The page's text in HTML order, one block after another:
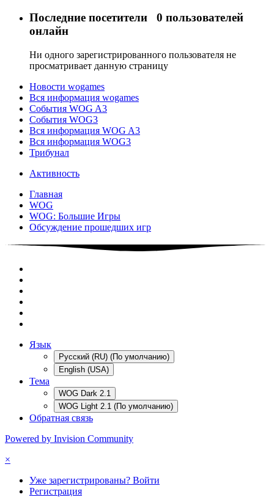
Последние посетители 0 пользователей
онлайн
Ни одного зарегистрированного пользователя не
просматривает данную страницу
Новости wogames
Вся информация wogames
События WOG A3
События WOG3
Вся информация WOG A3
Вся информация WOG3
Трибунал
Активность
Главная
WOG
WOG: Большие Игры
Обсуждение прошедших игр
Язык
Русский (RU) (По умолчанию)
English (USA)
Тема
WOG Dark 2.1
WOG Light 2.1 (По умолчанию)
Обратная связь
Powered by Invision Community
×
Уже зарегистрированы? Войти
Регистрация